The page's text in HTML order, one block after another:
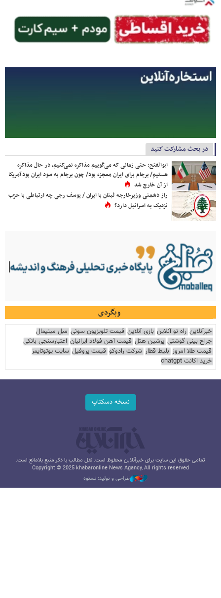
در بحث مشارکت کنید
ابوالفتح: حتی زمانی که می‌گوییم مذاکره نمی‌کنیم، در حال مذاکره
هستیم/ برجام برای ایران معجزه بود/ چون برجام به سود ایران بود آمریکا
از آن خارج شد
راز دشمنی وزیرخارجه لبنان با ایران / یوسف رجی چه ارتباطی با حزب
نزدیک به اسرائیل دارد؟
وبگردی
خبرآنلاین راه نو آنلاین بازی آنلاین قیمت تلویزیون سونی مبل مینیمال
جراح بینی گوشتی پرشین هتل قیمت آهن فولاد ایرانیان اعتبارسنجی بانکی
قیمت طلا امروز بلیط قطار شرکت رادوکو قیمت پروفیل سایت یوتوتایمز
خرید اکانت chatgpt
نسخه دسکتاپ
تمامی حقوق این سایت برای خبرآنلاین محفوظ است. نقل مطالب با ذکر منبع بلامانع است.
Copyright © 2025 khabaronline News Agancy, All rights reserved
طراحی و تولید: نستوه